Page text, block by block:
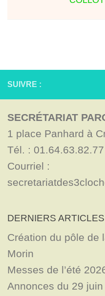
SUIVRE :
SECRÉTARIAT
1 place Panhard à
Tél. :
Courriel :
DERNIERS ARTICLES
Création du pôle de
Morin
Messes de l’été
Annonces du 29